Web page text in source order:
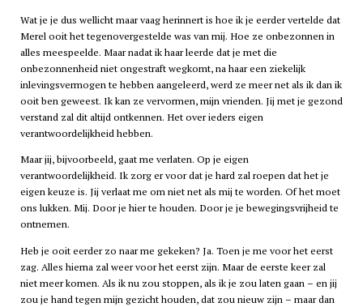
Wat je je dus wellicht maar vaag herinnert is hoe ik je eerder vertelde dat
Merel ooit het tegenovergestelde was van mij. Hoe ze onbezonnen in
alles meespeelde. Maar nadat ik haar leerde dat je met die
onbezonnenheid niet ongestraft wegkomt, na haar een ziekelijk
inlevingsvermogen te hebben aangeleerd, werd ze meer net als ik dan ik
ooit ben geweest. Ik kan ze vervormen, mijn vrienden. Jij met je gezond
verstand zal dit altijd ontkennen. Het over ieders eigen
verantwoordelijkheid hebben.
Maar jij, bijvoorbeeld, gaat me verlaten. Op je eigen
verantwoordelijkheid. Ik zorg er voor dat je hard zal roepen dat het je
eigen keuze is. Jij verlaat me om niet net als mij te worden. Of het moet
ons lukken. Mij. Door je hier te houden. Door je je bewegingsvrijheid te
ontnemen.
Heb je ooit eerder zo naar me gekeken? Ja. Toen je me voor het eerst
zag. Alles hierna zal weer voor het eerst zijn. Maar de eerste keer zal
niet meer komen. Als ik nu zou stoppen, als ik je zou laten gaan – en jij
zou je hand tegen mijn gezicht houden, dat zou nieuw zijn – maar dan